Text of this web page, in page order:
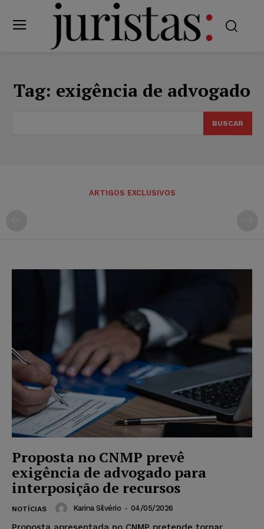
Tag: exigência de advogado
BUSCAR
ARTIGOS EXCLUSIVOS
Proposta no CNMP prevê
exigência de advogado para
interposição de recursos
NOTÍCIAS Karina Silvério - 04/05/2026